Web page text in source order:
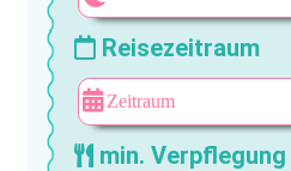
Reisezeitraum
min. Verpflegung